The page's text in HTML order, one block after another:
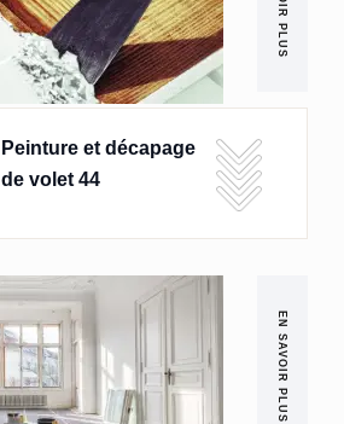
Peinture et décapage
de volet 44
EN SAVOIR PLUS